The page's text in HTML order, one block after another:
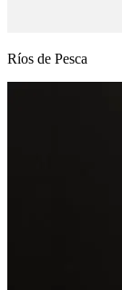
Ríos de Pesca